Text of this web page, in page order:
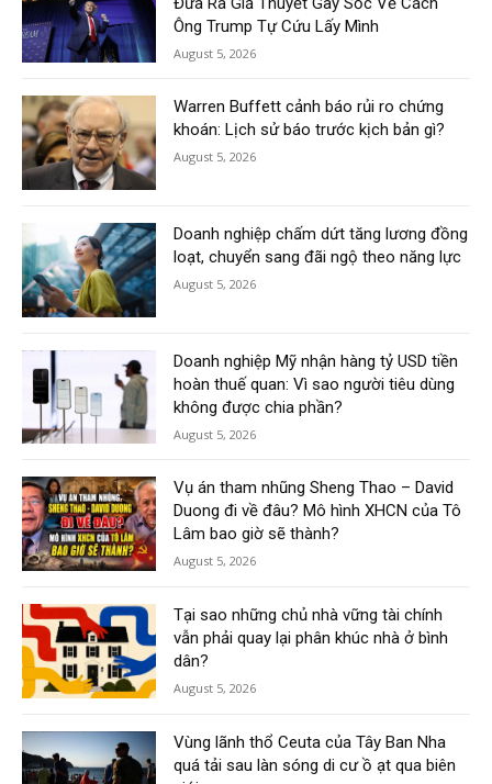
Ông Trump Tự Cứu Lấy Mình
August 5, 2026
Warren Buffett cảnh báo rủi ro chứng
khoán: Lịch sử báo trước kịch bản gì?
August 5, 2026
Doanh nghiệp chấm dứt tăng lương đồng
loạt, chuyển sang đãi ngộ theo năng lực
August 5, 2026
Doanh nghiệp Mỹ nhận hàng tỷ USD tiền
hoàn thuế quan: Vì sao người tiêu dùng
không được chia phần?
August 5, 2026
Vụ án tham nhũng Sheng Thao – David
Duong đi về đâu? Mô hình XHCN của Tô
Lâm bao giờ sẽ thành?
August 5, 2026
Tại sao những chủ nhà vững tài chính
vẫn phải quay lại phân khúc nhà ở bình
dân?
August 5, 2026
Vùng lãnh thổ Ceuta của Tây Ban Nha
quá tải sau làn sóng di cư ồ ạt qua biên